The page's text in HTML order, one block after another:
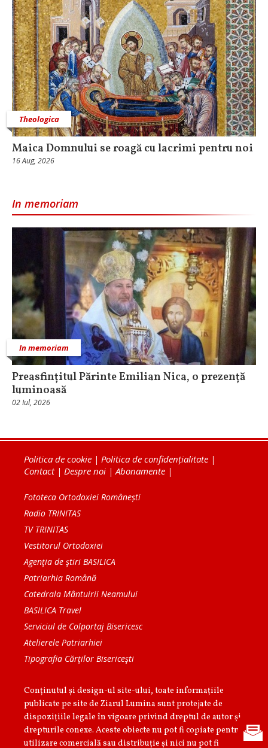
Theologica
Maica Domnului se roagă cu lacrimi pentru noi
16 Aug, 2026
In memoriam
In memoriam
Preasfințitul Părinte Emilian Nica, o prezență
luminoasă
02 Iul, 2026
Politica de cookie | Politica de confidențialitate |
Contact| Despre noi | Abonamente |
Fototeca Ortodoxiei Românești
Radio TRINITAS
TV TRINITAS
Vestitorul Ortodoxiei
Agenţia de ştiri BASILICA
Patriarhia Română
Catedrala Mântuirii Neamului
BASILICA Travel
Serviciul de Colportaj Bisericesc
Atelierele Patriarhiei
Tipografia Cărţilor Bisericeşti
Conținutul și design-ul site-ului, toate informaţiile
publicate pe site de Ziarul Lumina sunt protejate de
dispoziţiile legale în vigoare privind dreptul de autor şi
drepturile conexe. Aceste obiecte nu pot fi copiate pentru
utilizare comercială sau distribuţie şi nici nu pot fi